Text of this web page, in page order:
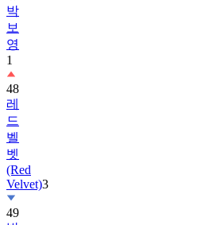
영
1
48
레
드
벨
벳
(Red
Velvet)
49
박
지